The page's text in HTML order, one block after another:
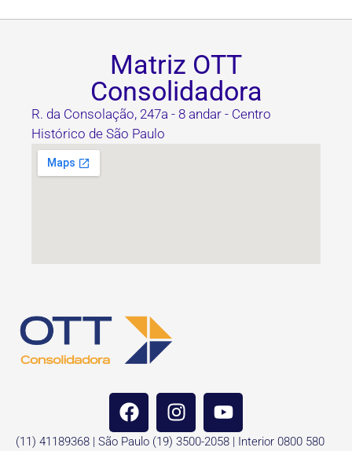
Matriz OTT
Consolidadora
R. da Consolação, 247a - 8 andar - Centro
Histórico de São Paulo
(11) 41189368 | São Paulo (19) 3500-2058 | Interior 0800 580